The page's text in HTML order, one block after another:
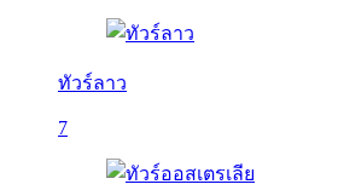
ทัวร์ลาว
7